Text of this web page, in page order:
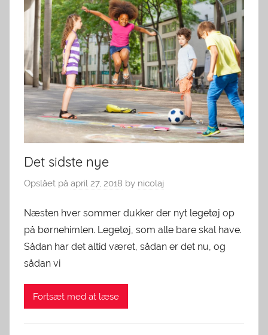
Det sidste nye
Opslået på april 27, 2018 by nicolaj
Næsten hver sommer dukker der nyt legetøj op
på børnehimlen. Legetøj, som alle bare skal have.
Sådan har det altid været, sådan er det nu, og
sådan vi
Fortsæt med at læse